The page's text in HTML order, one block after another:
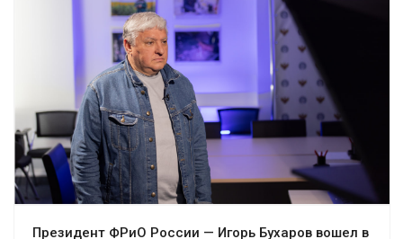
Президент ФРиО России — Игорь Бухаров вошел в